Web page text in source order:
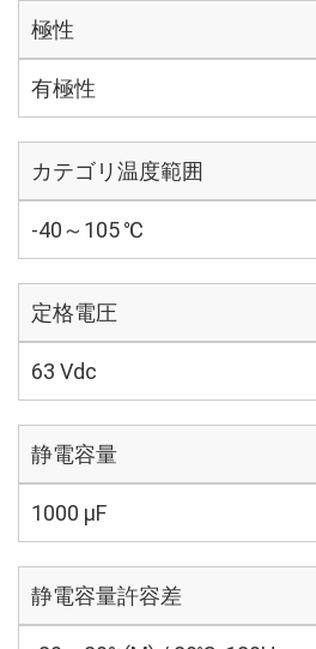
極性
有極性
カテゴリ温度範囲
-40～105 ℃
定格電圧
63 Vdc
静電容量
1000 µF
静電容量許容差